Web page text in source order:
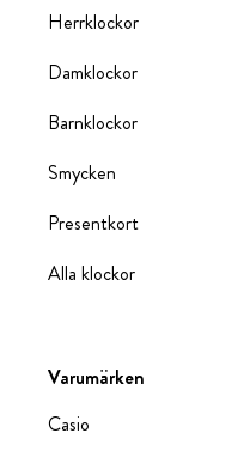
Herrklockor
Damklockor
Barnklockor
Smycken
Presentkort
Alla klockor
Varumärken
Casio